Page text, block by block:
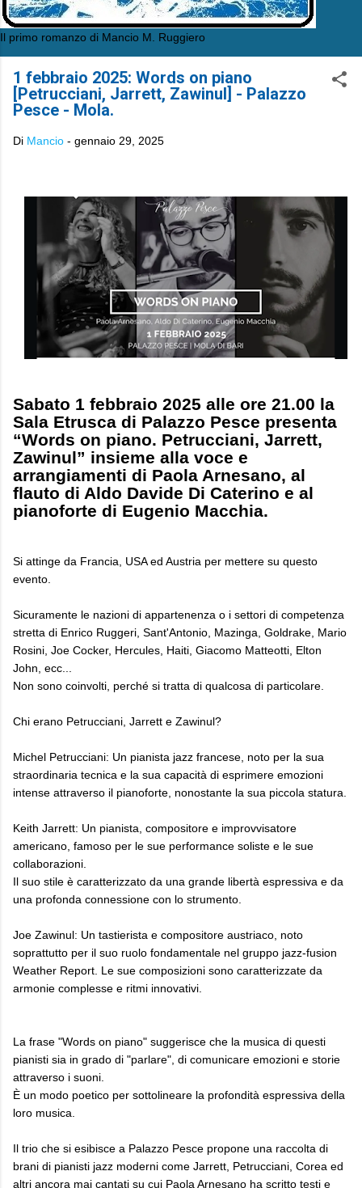
Il primo romanzo di Mancio M. Ruggiero
1 febbraio 2025: Words on piano
[Petrucciani, Jarrett, Zawinul] - Palazzo
Pesce - Mola.
Di Mancio - gennaio 29, 2025
Sabato 1 febbraio 2025 alle ore 21.00 la
Sala Etrusca di Palazzo Pesce presenta
“Words on piano. Petrucciani, Jarrett,
Zawinul” insieme alla voce e
arrangiamenti di Paola Arnesano, al
flauto di Aldo Davide Di Caterino e al
pianoforte di Eugenio Macchia.
Si attinge da Francia, USA ed Austria per mettere su questo
evento.
Sicuramente le nazioni di appartenenza o i settori di competenza
stretta di Enrico Ruggeri, Sant'Antonio, Mazinga, Goldrake, Mario
Rosini, Joe Cocker, Hercules, Haiti, Giacomo Matteotti, Elton
John, ecc...
Non sono coinvolti, perché si tratta di qualcosa di particolare.
Chi erano Petrucciani, Jarrett e Zawinul?
Michel Petrucciani: Un pianista jazz francese, noto per la sua
straordinaria tecnica e la sua capacità di esprimere emozioni
intense attraverso il pianoforte, nonostante la sua piccola statura.
Keith Jarrett: Un pianista, compositore e improvvisatore
americano, famoso per le sue performance soliste e le sue
collaborazioni.
Il suo stile è caratterizzato da una grande libertà espressiva e da
una profonda connessione con lo strumento.
Joe Zawinul: Un tastierista e compositore austriaco, noto
soprattutto per il suo ruolo fondamentale nel gruppo jazz-fusion
Weather Report. Le sue composizioni sono caratterizzate da
armonie complesse e ritmi innovativi.
La frase "Words on piano" suggerisce che la musica di questi
pianisti sia in grado di "parlare", di comunicare emozioni e storie
attraverso i suoni.
È un modo poetico per sottolineare la profondità espressiva della
loro musica.
Il trio che si esibisce a Palazzo Pesce propone una raccolta di
brani di pianisti jazz moderni come Jarrett, Petrucciani, Corea ed
altri ancora mai cantati su cui Paola Arnesano ha scritto testi e